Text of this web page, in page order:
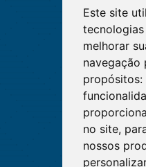
Este site
melhorar
navegação
propósitos:
no site,
nossos